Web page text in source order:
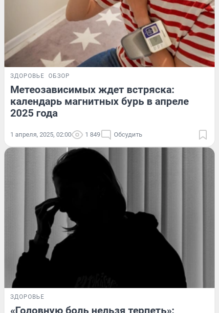
ЗДОРОВЬЕ ОБЗОР
Метеозависимых ждет встряска:
календарь магнитных бурь в апреле
2025 года
1 апреля, 2025, 02:00 1 849 Обсудить
ЗДОРОВЬЕ
«Головную боль нельзя терпеть»: